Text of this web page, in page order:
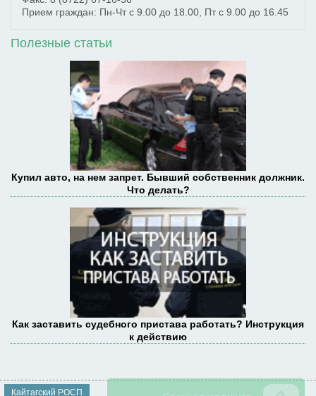
Прием граждан: Пн-Чт с 9.00 до 18.00, Пт с 9.00 до 16.45
Полезные статьи
Купил авто, на нем запрет. Бывший собственник должник.
Что делать?
Как заставить судебного пристава работать? Инструкция
к действию
Кайтагский РОСП